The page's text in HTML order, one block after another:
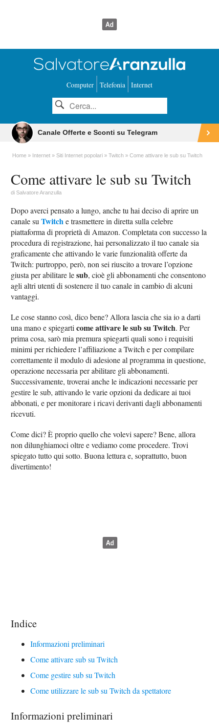
Computer Telefonia Internet
Canale Offerte e Sconti su Telegram
Home Internet Siti Internet popolari Twitch Come attivare le sub su Twitch
Come attivare le sub su Twitch
diSalvatore Aranzulla
Dopo averci pensato a lungo, anche tu hai deciso di aprire un
canale suTwitche trasmettere in diretta sulla celebre
piattaforma di proprietà di Amazon. Completata con successo la
procedura di registrazione, hai personalizzato il tuo canale sia
graficamente che attivando le varie funzionalità offerte da
Twitch: purtroppo, però, non sei riuscito a trovare l’opzione
giusta per abilitare lesub, cioè gli abbonamenti che consentono
agli altri utenti di sostenere il tuo canale in cambio di alcuni
vantaggi.
Le cose stanno così, dico bene? Allora lascia che sia io a darti
una mano e spiegarticome attivare le sub su Twitch. Per
prima cosa, sarò mia premura spiegarti quali sono i requisiti
minimi per richiedere l’affiliazione a Twitch e per compilare
correttamente il modulo di adesione al programma in questione,
operazione necessaria per abilitare gli abbonamenti.
Successivamente, troverai anche le indicazioni necessarie per
gestire le sub, attivando le varie opzioni da dedicare ai tuoi
abbonati, e per monitorare i ricavi derivanti dagli abbonamenti
ricevuti.
Come dici? È proprio quello che volevi sapere? Bene, allora
non dilunghiamoci oltre e vediamo come procedere. Trovi
spiegato tutto qui sotto. Buona lettura e, soprattutto, buon
divertimento!
Indice
Informazioni preliminari
Come attivare sub su Twitch
Come gestire sub su Twitch
Come utilizzare le sub su Twitch da spettatore
Informazioni preliminari